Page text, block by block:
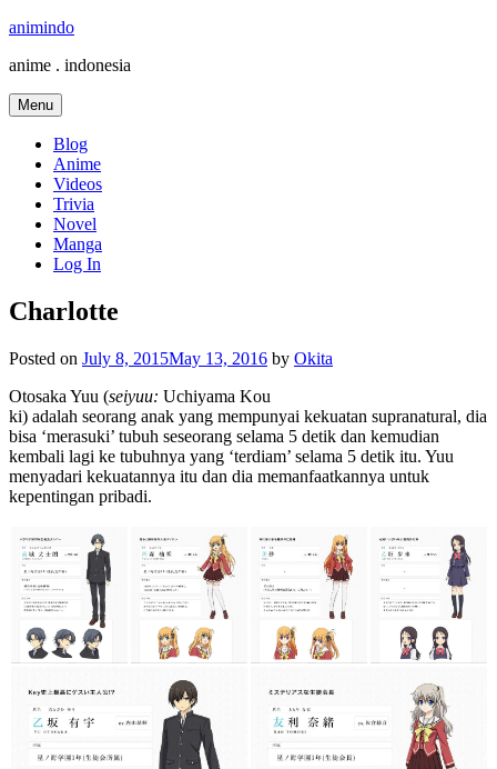
Skip
content
animindo
anime . indonesia
Menu
Blog
Anime
Videos
Trivia
Novel
Manga
Log In
Charlotte
Posted on July 8, 2015May 13, 2016 by Okita
Otosaka Yuu (seiyuu: Uchiyama Kou
ki) adalah seorang anak yang mempunyai kekuatan supranatural, dia
bisa ‘merasuki’ tubuh seseorang selama 5 detik dan kemudian
kembali lagi ke tubuhnya yang ‘terdiam’ selama 5 detik itu. Yuu
menyadari kekuatannya itu dan dia memanfaatkannya untuk
kepentingan pribadi.